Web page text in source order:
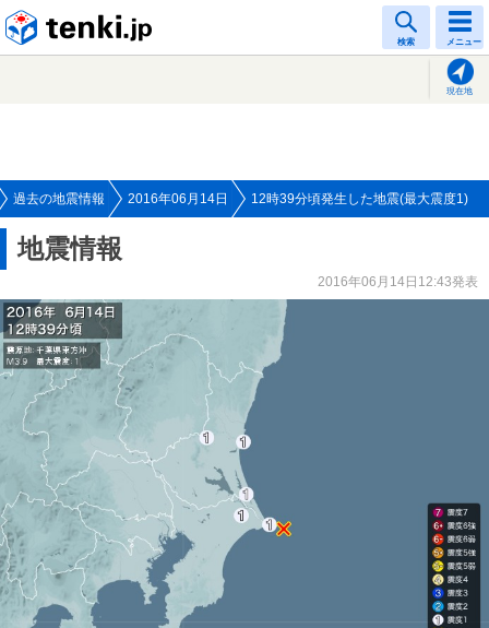
検索 メニュー
現在地
過去の地震情報 2016年06月14日 12時39分頃発生した地震(最大震度1)
地震情報
2016年06月14日12:43発表